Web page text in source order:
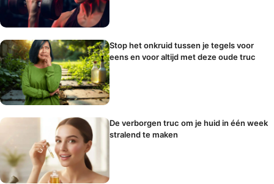
Stop het onkruid tussen je tegels voor
eens en voor altijd met deze oude truc
De verborgen truc om je huid in één week
stralend te maken